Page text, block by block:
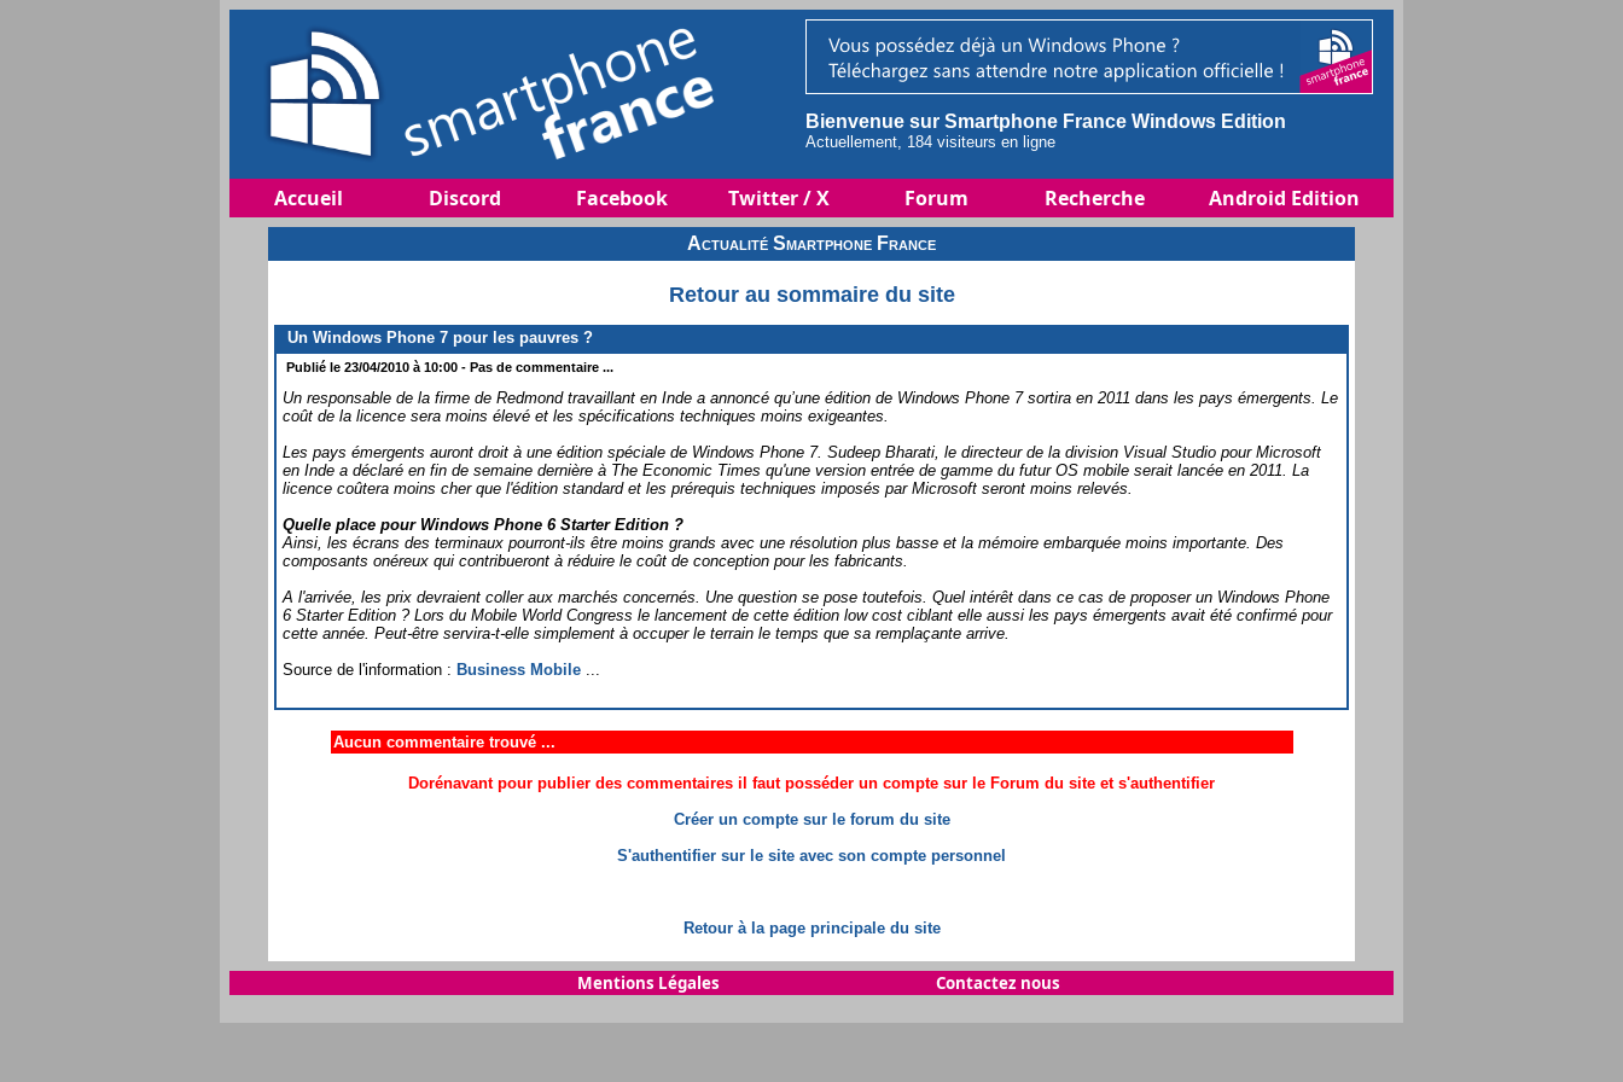
Bienvenue sur Smartphone France Windows Edition
Actuellement, 184 visiteurs en ligne
Accueil Discord Facebook Twitter / X Forum Recherche Android Edition
Actualité Smartphone France
Retour au sommaire du site
Un Windows Phone 7 pour les pauvres ?
Publié le 23/04/2010 à 10:00 - Pas de commentaire ...
Un responsable de la firme de Redmond travaillant en Inde a annoncé qu’une édition de Windows Phone 7 sortira en 2011 dans les pays émergents. Le
coût de la licence sera moins élevé et les spécifications techniques moins exigeantes.
Les pays émergents auront droit à une édition spéciale de Windows Phone 7. Sudeep Bharati, le directeur de la division Visual Studio pour Microsoft
en Inde a déclaré en fin de semaine dernière à The Economic Times qu'une version entrée de gamme du futur OS mobile serait lancée en 2011. La
licence coûtera moins cher que l'édition standard et les prérequis techniques imposés par Microsoft seront moins relevés.
Quelle place pour Windows Phone 6 Starter Edition ?
Ainsi, les écrans des terminaux pourront-ils être moins grands avec une résolution plus basse et la mémoire embarquée moins importante. Des
composants onéreux qui contribueront à réduire le coût de conception pour les fabricants.
A l'arrivée, les prix devraient coller aux marchés concernés. Une question se pose toutefois. Quel intérêt dans ce cas de proposer un Windows Phone
6 Starter Edition ? Lors du Mobile World Congress le lancement de cette édition low cost ciblant elle aussi les pays émergents avait été confirmé pour
cette année. Peut-être servira-t-elle simplement à occuper le terrain le temps que sa remplaçante arrive.
Source de l'information : Business Mobile
Aucun commentaire trouvé ...
Dorénavant pour publier des commentaires il faut posséder un compte sur le Forum du site et s'authentifier
Créer un compte sur le forum du site
S'authentifier sur le site avec son compte personnel
Retour à la page principale du site
Mentions Légales Contactez nous